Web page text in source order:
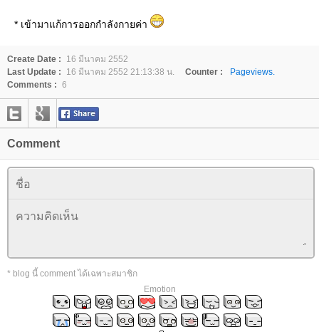
* เข้ามาแก้การออกกำลังกายค่า
Create Date :
16 มีนาคม 2552
Last Update :
16 มีนาคม 2552 21:13:38 น. Counter :
Pageviews.
Comments : 6
Comment
* blog นี้ comment ได้เฉพาะสมาชิก
Emotion